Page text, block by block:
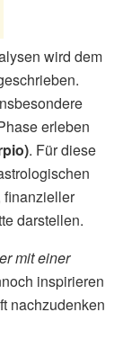
wird dem
erleben
. Für diese
finanzieller
darstellen.
mit einer
inspirieren
nachzudenken